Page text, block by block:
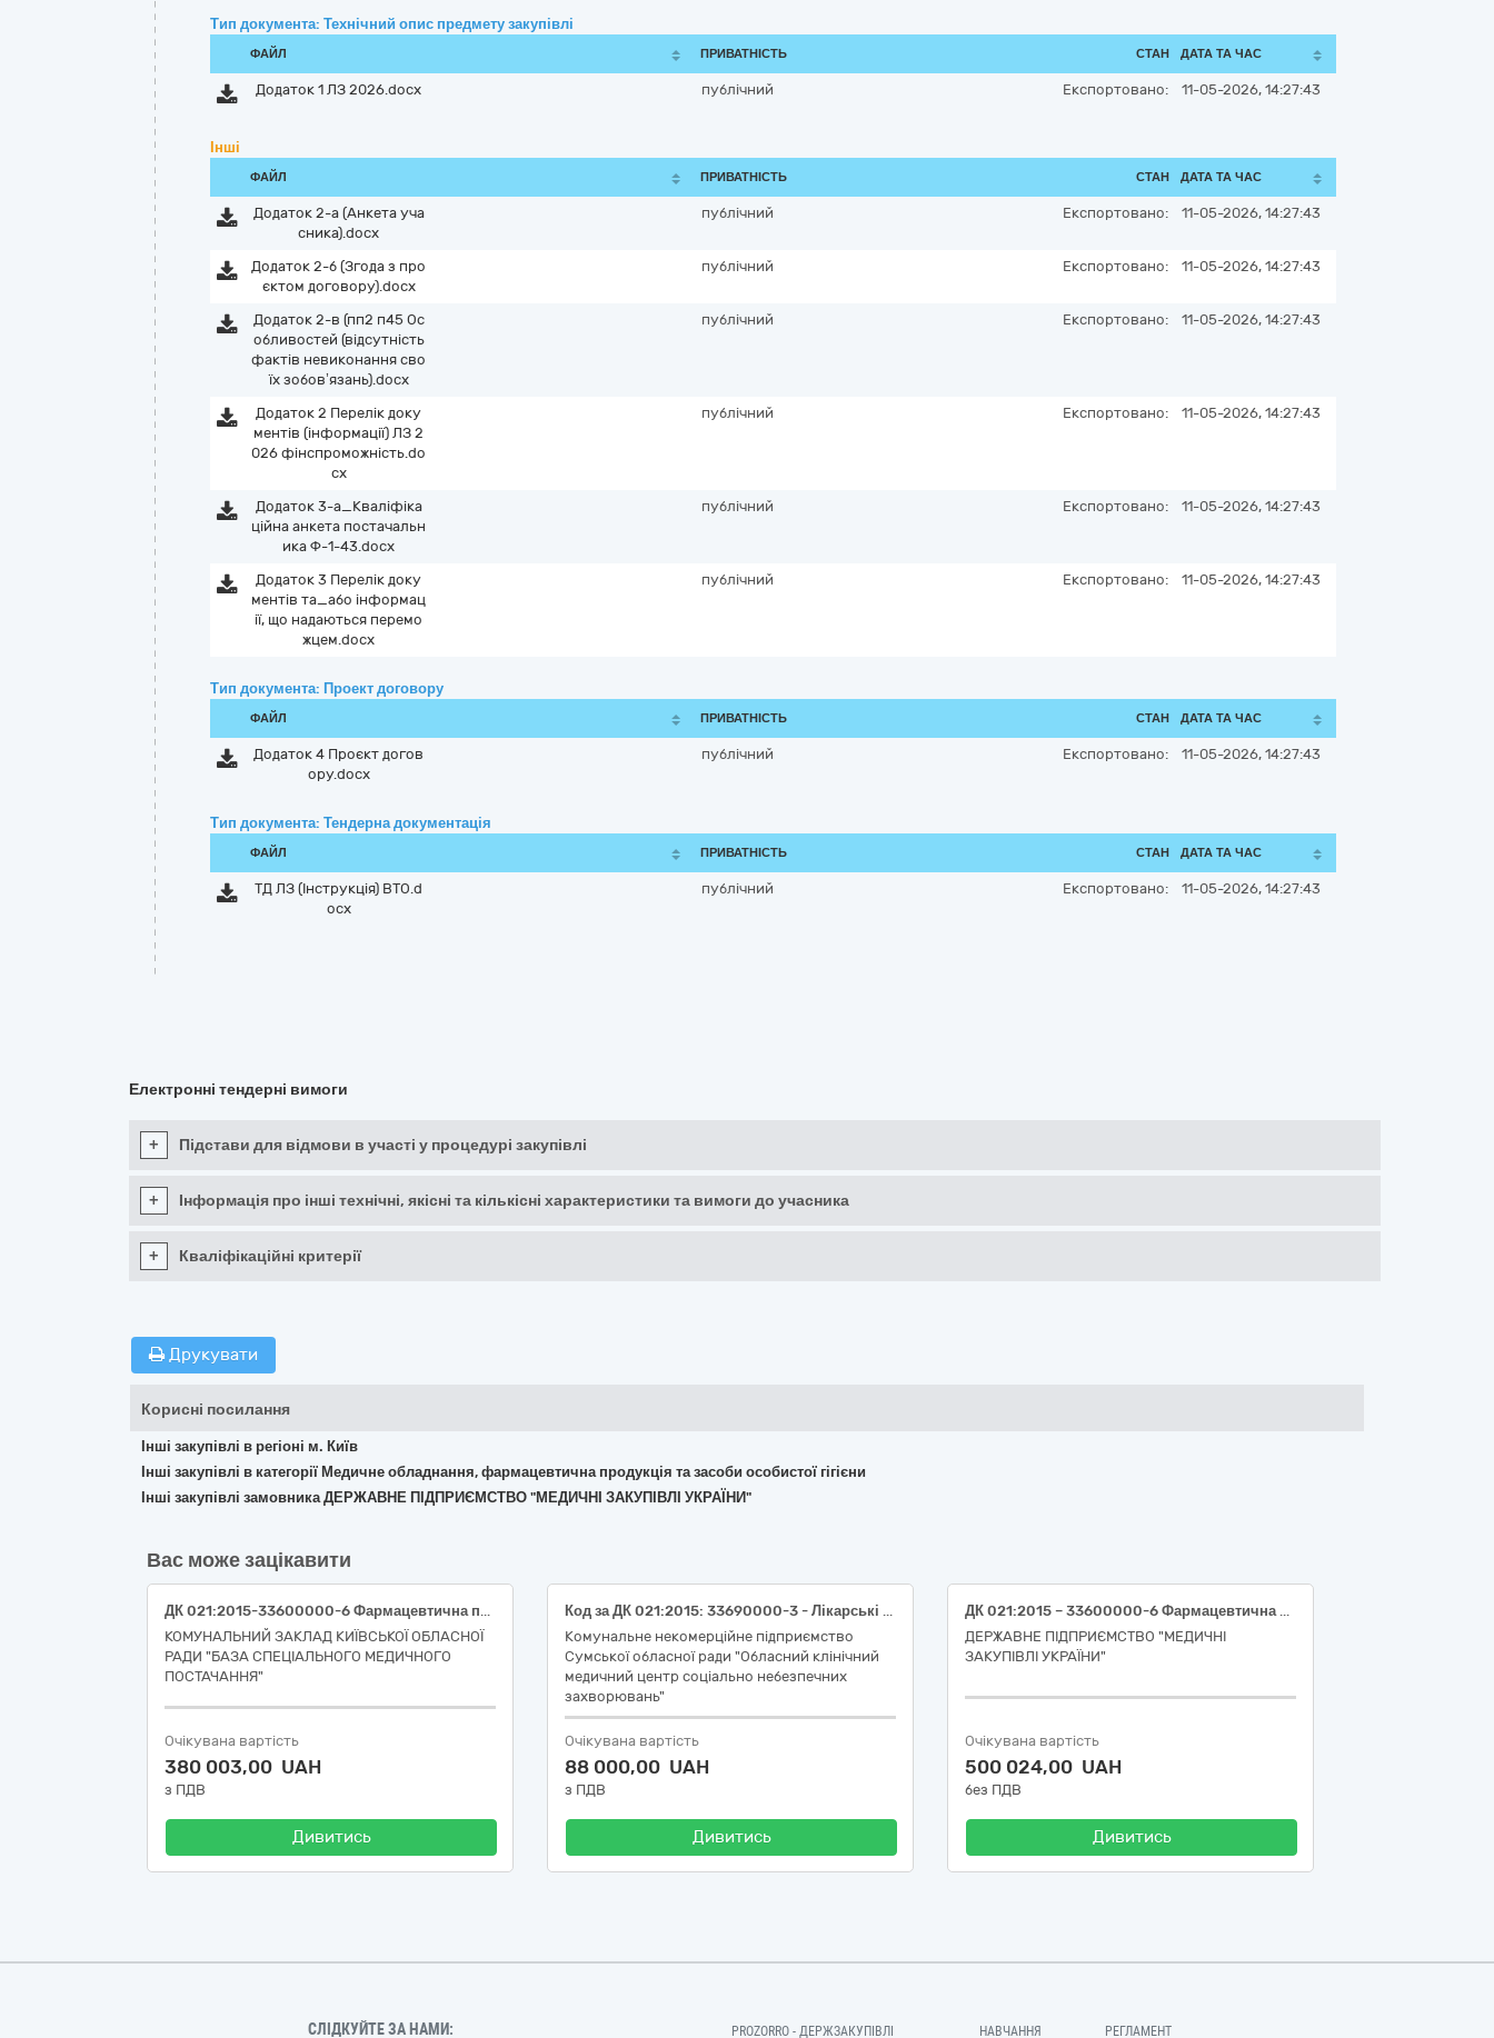
Тип документа: Технічний опис предмету закупівлі
ФАЙЛ ПРИВАТНІСТЬ СТАН ДАТА ТА ЧАС
Додаток 1 ЛЗ 2026.docx публічний Експортовано: 11-05-2026, 14:27:43
Інші
ФАЙЛ ПРИВАТНІСТЬ СТАН ДАТА ТА ЧАС
Додаток 2-а (Анкета уча
сника).docx
публічний Експортовано: 11-05-2026, 14:27:43
Додаток 2-б (Згода з про
єктом договору).docx
публічний Експортовано: 11-05-2026, 14:27:43
Додаток 2-в (пп2 п45 Ос
обливостей (відсутність
фактів невиконання сво
їх зобов’язань).docx
публічний Експортовано: 11-05-2026, 14:27:43
Додаток 2 Перелік доку
ментів (інформації) ЛЗ 2
026 фінспроможність.do
cx
публічний Експортовано: 11-05-2026, 14:27:43
Додаток 3-а_Кваліфіка
ційна анкета постачальн
ика Ф-1-43.docx
публічний Експортовано: 11-05-2026, 14:27:43
Додаток 3 Перелік доку
ментів та_або інформац
ії, що надаються перемо
жцем.docx
публічний Експортовано: 11-05-2026, 14:27:43
Тип документа: Проект договору
ФАЙЛ ПРИВАТНІСТЬ СТАН ДАТА ТА ЧАС
Додаток 4 Проєкт догов
ору.docx
публічний Експортовано: 11-05-2026, 14:27:43
Тип документа: Тендерна документація
ФАЙЛ ПРИВАТНІСТЬ СТАН ДАТА ТА ЧАС
ТД ЛЗ (Інструкція) ВТО.d
ocx
публічний Експортовано: 11-05-2026, 14:27:43
Електронні тендерні вимоги
+ Підстави для відмови в участі у процедурі закупівлі
+ Інформація про інші технічні, якісні та кількісні характеристики та вимоги до учасника
+ Кваліфікаційні критерії
Друкувати
Корисні посилання
Інші закупівлі в регіоні м. Київ
Інші закупівлі в категорії Медичне обладнання, фармацевтична продукція та засоби особистої гігієни
Інші закупівлі замовника ДЕРЖАВНЕ ПІДПРИЄМСТВО "МЕДИЧНІ ЗАКУПІВЛІ УКРАЇНИ"
Вас може зацікавити
ДК 021:2015-33600000-6 Фармацевтична продукція (Лікарські засоби).
КОМУНАЛЬНИЙ ЗАКЛАД КИЇВСЬКОЇ ОБЛАСНОЇ
РАДИ "БАЗА СПЕЦІАЛЬНОГО МЕДИЧНОГО
ПОСТАЧАННЯ"
Очікувана вартість
380 003,00 UAH
з ПДВ
Дивитись
Код за ДК 021:2015: 33690000-3 - Лікарські засоби різні (Реагенти)
Комунальне некомерційне підприємство
Сумської обласної ради "Обласний клінічний
медичний центр соціально небезпечних
захворювань"
Очікувана вартість
88 000,00 UAH
з ПДВ
Дивитись
ДК 021:2015 – 33600000-6 Фармацевтична продукція (Циклоспорин 50 мг)
ДЕРЖАВНЕ ПІДПРИЄМСТВО "МЕДИЧНІ
ЗАКУПІВЛІ УКРАЇНИ"
Очікувана вартість
500 024,00 UAH
без ПДВ
Дивитись
СЛІДКУЙТЕ ЗА НАМИ: PROZORRO - ДЕРЖЗАКУПІВЛІ НАВЧАННЯ РЕГЛАМЕНТ